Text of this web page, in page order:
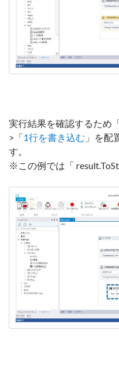
実行結果を確認するため
>「1行を書き込む 」を配
す。
※この例では「